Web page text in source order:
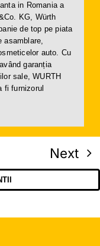
in Romania a
KG, Würth
de top pe piata
asamblare,
auto. Cu
garanția
sale, WURTH
fi furnizorul
Next